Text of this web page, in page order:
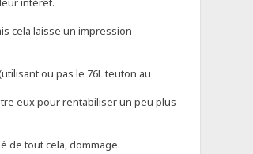
cela laisse un impression
ou pas le 76L teuton au
eux pour rentabiliser un peu plus
de tout cela, dommage.